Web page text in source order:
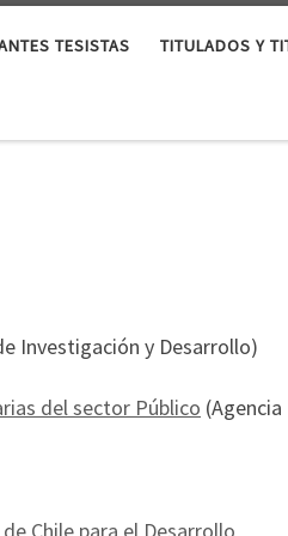
TESISTAS TITULADOS Y
Investigación y Desarrollo)
del sector Público